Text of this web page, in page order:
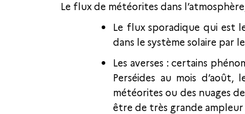
Le flux de météorites dans
Le flux sporadique qui est
dans le système solaire par
Les averses : certains
Perséides au mois
météorites ou des nuages
être de très grande